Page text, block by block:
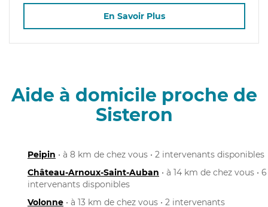
En Savoir Plus
Aide à domicile proche de
Sisteron
Peipin • à 8 km de chez vous • 2 intervenants disponibles
Château-Arnoux-Saint-Auban • à 14 km de chez vous • 6
intervenants disponibles
Volonne • à 13 km de chez vous • 2 intervenants